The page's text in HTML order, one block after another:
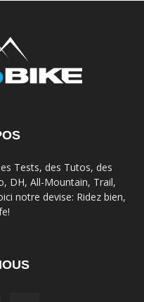
Tests, des Tutos, des
DH, All-Mountain, Trail,
notre devise: Ridez bien,